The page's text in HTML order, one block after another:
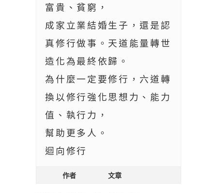
富貴、貧窮，
成家立業結婚生子，還是認
真修行做事。天道能量轉世
造化為最終依歸。
為什麼一定要修行，六道轉
換以修行強化思想力、能力
值、執行力，
幫助更多人。
迴向修行
作者 文章